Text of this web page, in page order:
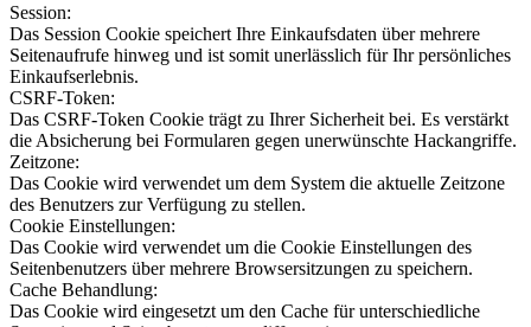
Session:
Das Session Cookie speichert Ihre Einkaufsdaten über mehrere
Seitenaufrufe hinweg und ist somit unerlässlich für Ihr persönliches
Einkaufserlebnis.
CSRF-Token:
Das CSRF-Token Cookie trägt zu Ihrer Sicherheit bei. Es verstärkt
die Absicherung bei Formularen gegen unerwünschte Hackangriffe.
Zeitzone:
Das Cookie wird verwendet um dem System die aktuelle Zeitzone
des Benutzers zur Verfügung zu stellen.
Cookie Einstellungen:
Das Cookie wird verwendet um die Cookie Einstellungen des
Seitenbenutzers über mehrere Browsersitzungen zu speichern.
Cache Behandlung:
Das Cookie wird eingesetzt um den Cache für unterschiedliche